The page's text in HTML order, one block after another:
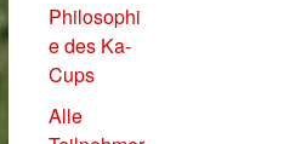
Philosophi
e des Ka-
Cups
Alle